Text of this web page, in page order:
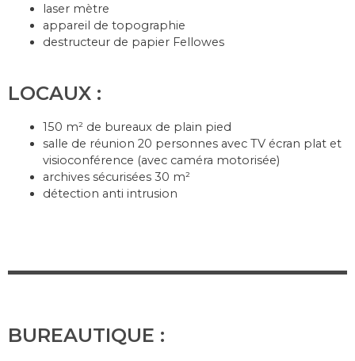
laser mètre
appareil de topographie
destructeur de papier Fellowes
LOCAUX :
150 m² de bureaux de plain pied
salle de réunion 20 personnes avec TV écran plat et
visioconférence (avec caméra motorisée)
archives sécurisées 30 m²
détection anti intrusion
BUREAUTIQUE :